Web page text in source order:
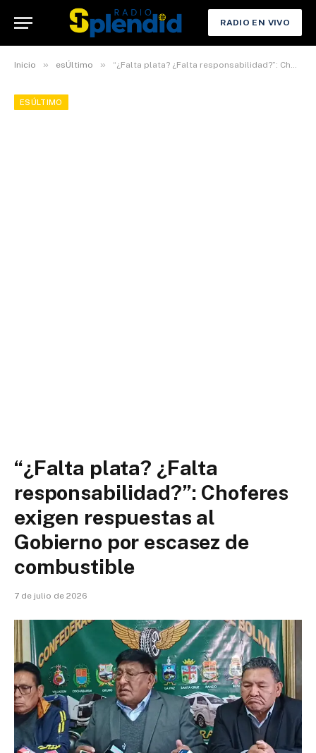
RADIO EN VIVO
Inicio » esÚltimo » “¿Falta plata? ¿Falta responsabilidad?”: Choferes exigen respuestas al Gobierno por escasez de combustible
ESÚLTIMO
“¿Falta plata? ¿Falta
responsabilidad?”: Choferes
exigen respuestas al
Gobierno por escasez de
combustible
7 de julio de 2026